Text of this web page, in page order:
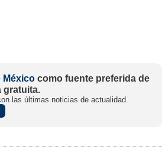
México como fuente preferida de
gratuita.
las últimas noticias de actualidad.